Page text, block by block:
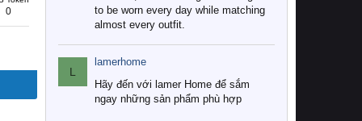
0
to be worn every day while matching
almost every outfit.
L
lamerhome
Hãy đến với lamer Home để sắm
ngay những sản phẩm phù hợp